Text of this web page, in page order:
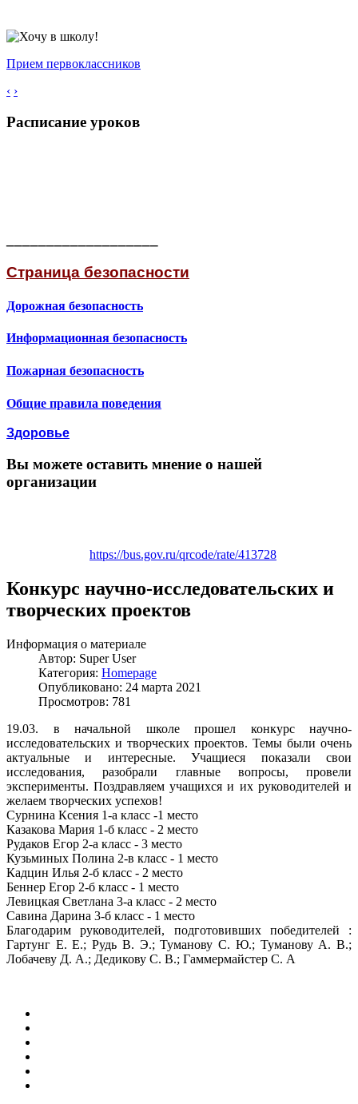
Прием первоклассников
‹ ›
Расписание уроков
Страница безопасности
Дорожная безопасность
Информационная безопасность
Пожарная безопасность
Общие правила поведения
Здоровье
Вы можете оставить мнение о нашей
организации
https://bus.gov.ru/qrcode/rate/413728
Конкурс научно-исследовательских и
творческих проектов
Информация о материале
Автор: Super User
Категория: Homepage
Опубликовано: 24 марта 2021
Просмотров: 781
19.03. в начальной школе прошел конкурс научно-
исследовательских и творческих проектов. Темы были очень
актуальные и интересные. Учащиеся показали свои
исследования, разобрали главные вопросы, провели
эксперименты. Поздравляем учащихся и их руководителей и
желаем творческих успехов!
Сурнина Ксения 1-а класс -1 место
Казакова Мария 1-б класс - 2 место
Рудаков Егор 2-а класс - 3 место
Кузьминых Полина 2-в класс - 1 место
Кадцин Илья 2-б класс - 2 место
Беннер Егор 2-б класс - 1 место
Левицкая Светлана 3-а класс - 2 место
Савина Дарина 3-б класс - 1 место
Благодарим руководителей, подготовивших победителей :
Гартунг Е. Е.; Рудь В. Э.; Туманову С. Ю.; Туманову А. В.;
Лобачеву Д. А.; Дедикову С. В.; Гаммермайстер С. А